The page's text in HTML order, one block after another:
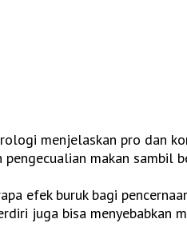
menjelaskan pro dan
makan sambil
efek buruk bagi
juga bisa menyebabkan